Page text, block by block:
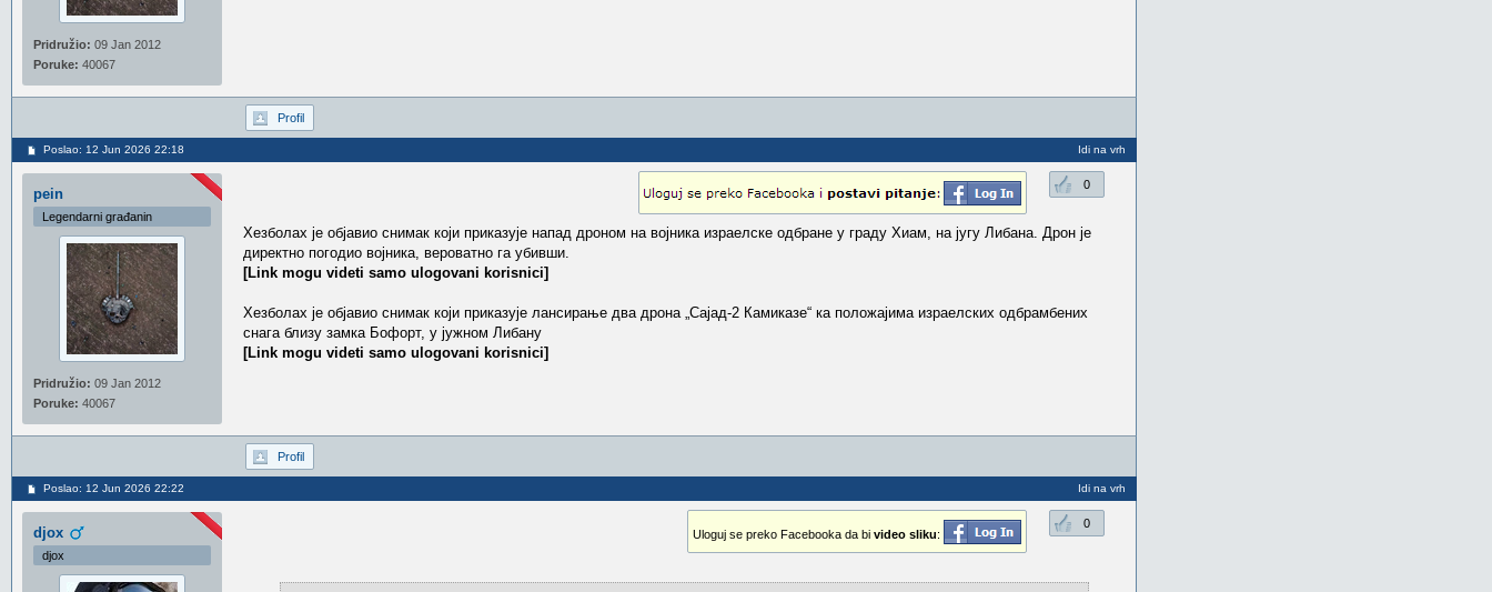
Pridružio: 09 Jan 2012
Poruke: 40067
Profil
Poslao: 12 Jun 2026 22:18 Idi na vrh
pein
Legendarni građanin
Pridružio: 09 Jan 2012
Poruke: 40067
0
Хезболах је објавио снимак који приказује напад дроном на војника израелске одбране у граду Хиам, на југу Либана. Дрон је
директно погодио војника, вероватно га убивши.
[Link mogu videti samo ulogovani korisnici]
Хезболах је објавио снимак који приказује лансирање два дрона „Сајад-2 Камиказе“ ка положајима израелских одбрамбених
снага близу замка Бофорт, у јужном Либану
[Link mogu videti samo ulogovani korisnici]
Profil
Poslao: 12 Jun 2026 22:22 Idi na vrh
djox
djox
0
Uloguj se preko Facebooka da bi video sliku: